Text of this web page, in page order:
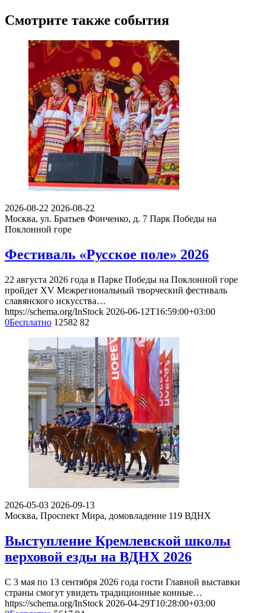
Смотрите также события
2026-08-22 2026-08-22
Москва, ул. Братьев Фонченко, д. 7 Парк Победы на
Поклонной горе
Фестиваль «Русское поле» 2026
22 августа 2026 года в Парке Победы на Поклонной горе
пройдет XV Межрегиональный творческий фестиваль
славянского искусства…
https://schema.org/InStock 2026-06-12T16:59:00+03:00
0Бесплатно 12582 82
2026-05-03 2026-09-13
Москва, Проспект Мира, домовладение 119 ВДНХ
Выступление Кремлевской школы
верховой езды на ВДНХ 2026
С 3 мая по 13 сентября 2026 года гости Главной выставки
страны смогут увидеть традиционные конные…
https://schema.org/InStock 2026-04-29T10:28:00+03:00